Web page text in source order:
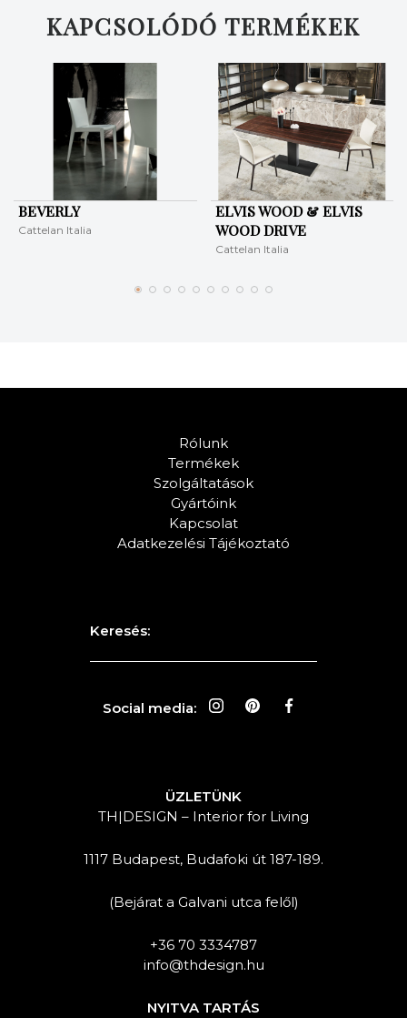
KAPCSOLÓDÓ TERMÉKEK
BEVERLY
Cattelan Italia
ELVIS WOOD & ELVIS
WOOD DRIVE
Cattelan Italia
Rólunk
Termékek
Szolgáltatások
Gyártóink
Kapcsolat
Adatkezelési Tájékoztató
Keresés:
Social media:
ÜZLETÜNK
TH|DESIGN – Interior for Living
1117 Budapest, Budafoki út 187-189.
(Bejárat a Galvani utca felől)
+36 70 3334787
info@thdesign.hu
NYITVA TARTÁS